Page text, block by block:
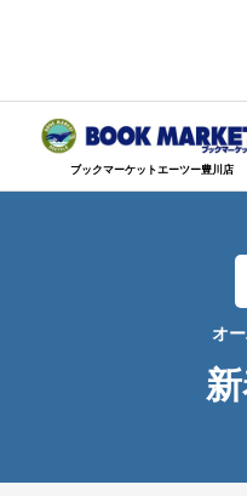
ブックマーケットエーツー豊川店
オ